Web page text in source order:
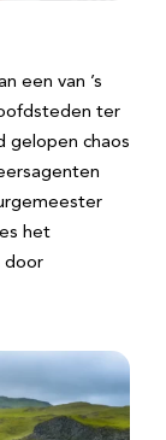
een van ’s
ter
gelopen chaos
het
door